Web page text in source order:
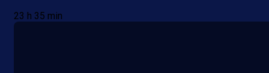
23 h 35 min